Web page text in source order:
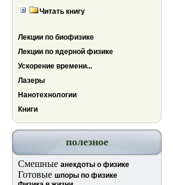
Читать книгу
Лекции по биофизике
Лекции по ядерной физике
Ускорение времени...
Лазеры
Нанотехнологии
Книги
полезное
Смешные анекдоты о физике
Готовые шпоры по физике